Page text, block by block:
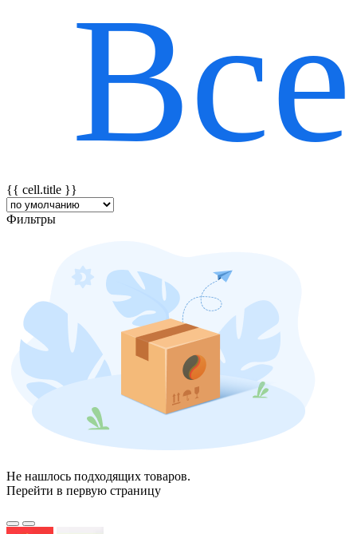
{{ featureTitle }}
Все
{{ cell.title }}
Фильтры
Не нашлось подходящих товаров.
Перейти в первую страницу